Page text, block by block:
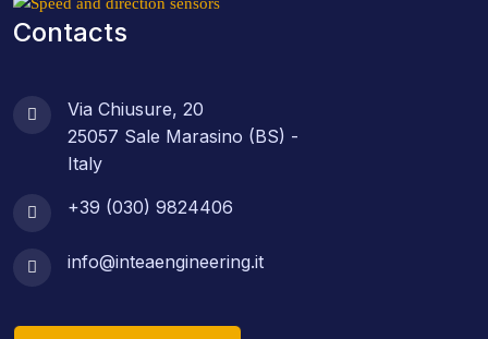
Contacts
Via Chiusure, 20
25057 Sale Marasino (BS) -
Italy
+39 (030) 9824406
info@inteaengineering.it